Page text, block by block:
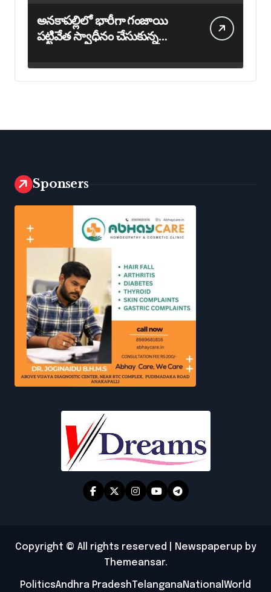
అనకాపల్లిలో భారీగా గంజాయి
పట్టివేత స్వాధీనం చేసుకున్న
Sponsers
Copyright © All rights reserved Newspaperup by
Themeansar.
PoliticsAndhra PradeshTelanganaNational World